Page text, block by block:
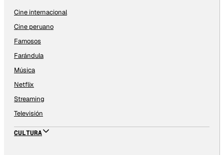
Cine internacional
Cine peruano
Famosos
Farándula
Música
Netflix
Streaming
Televisión
CULTURA